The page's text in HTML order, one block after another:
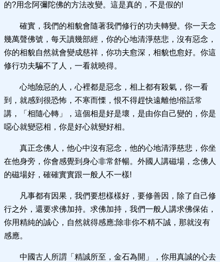
的?用念阿彌陀佛的方法改變。這是真的，不是假的!
確實，我們的相貌會隨著我們修行的功夫轉變。你一天念
幾萬聲佛號，每天讀幾部經，你的心地清淨慈悲，沒有惡念，
你的相貌自然就會變成慈祥，你功夫愈深，相貌也愈好。你這
修行功夫騙不了人，一看就曉得。
心地險惡的人，心裡都是惡念，相上都有殺氣，你一看
到，就感到很恐怖，不寒而慄，恨不得趕快遠離他!俗話常
講，「相隨心轉」，這個相是好是壞，是由你自己變的，你是
噁心就變惡相，你是好心就變好相。
真正念佛人，他心中沒有惡念，他的心地清淨慈悲，你坐
在他身旁，你會感覺到身心非常舒暢。外國人講磁場，念佛人
的磁場好，確確實實跟一般人不一樣!
凡事都有因果，我們要想樣樣好，要修善因，除了自己修
行之外，還要求佛加持。求佛加持，我們一般人講求佛保佑，
你用精純的誠心，自然就得感應;除非你不精不誠，那就沒有
感應。
中國古人所謂「精誠所至，金石為開」，你用真誠的心去